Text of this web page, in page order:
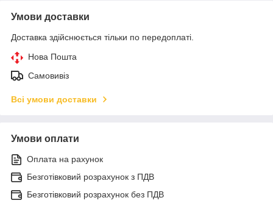
Умови доставки
Доставка здійснюється тільки по передоплаті.
Нова Пошта
Самовивіз
Всі умови доставки
Умови оплати
Оплата на рахунок
Безготівковий розрахунок з ПДВ
Безготівковий розрахунок без ПДВ